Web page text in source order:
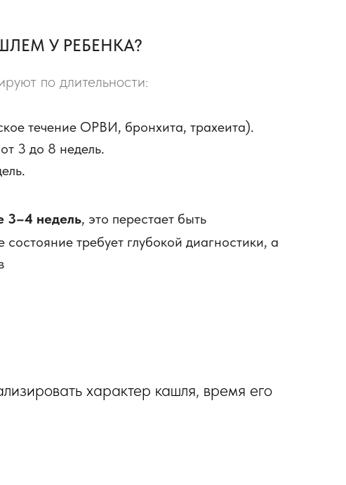
У РЕБЕНКА?
по длительности:
течение ОРВИ, бронхита, трахеита).
3 до 8 недель.
3–4 недель, это перестает быть
требует глубокой диагностики, а
характер кашля, время его